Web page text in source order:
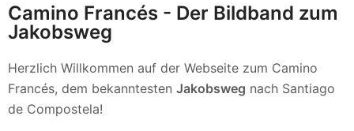
Camino Francés - Der Bildband zum
Jakobsweg
Herzlich Willkommen auf der Webseite zum Camino
Francés, dem bekanntesten Jakobsweg nach Santiago
de Compostela!